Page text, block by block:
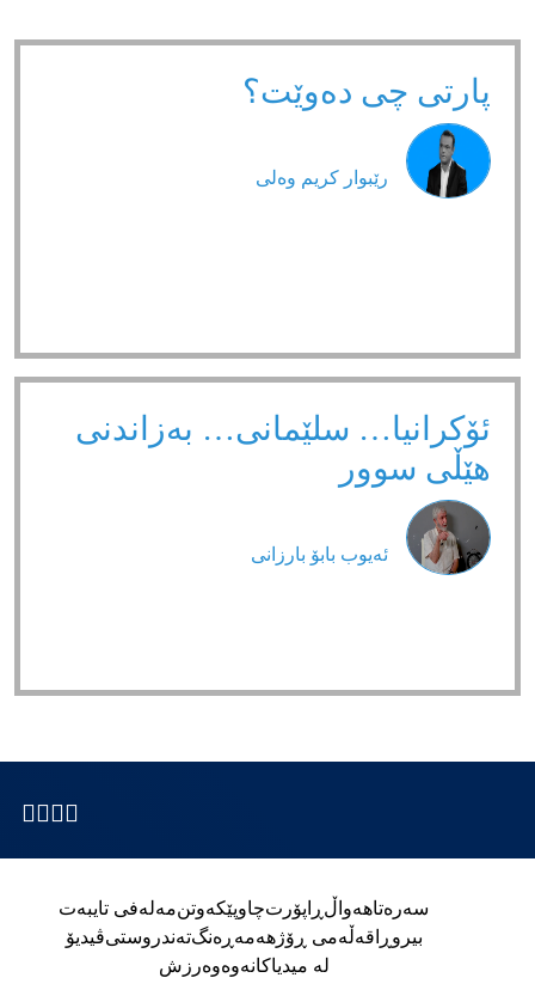
پارتی چی دەوێت؟
رێبوار كریم وەلی
ئۆکرانیا… سلێمانی… بەزاندنی
هێڵی سوور
ئەیوب بابۆ بارزانی
سەرەتاهەواڵ ڕاپۆرتچاوپێکەوتنمەلەفی تایبەت
بیروڕا قەڵەمی ڕۆژهەمەڕەنگتەندروستیڤیدیۆ
لە میدیاکانەوەوەرزش